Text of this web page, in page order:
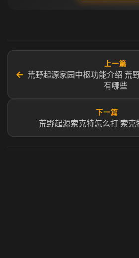
←
上一篇
荒野起源家园中枢功能介绍 荒
有哪些
下一篇
荒野起源索克特怎么打 索克